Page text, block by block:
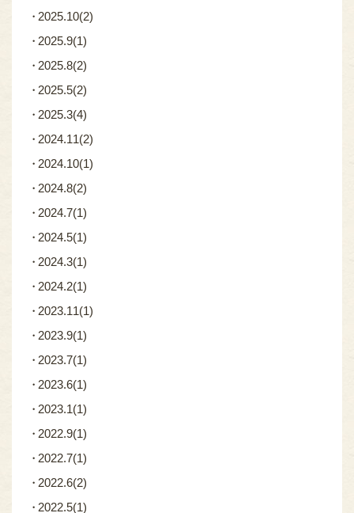
2025.10(2)
2025.9(1)
2025.8(2)
2025.5(2)
2025.3(4)
2024.11(2)
2024.10(1)
2024.8(2)
2024.7(1)
2024.5(1)
2024.3(1)
2024.2(1)
2023.11(1)
2023.9(1)
2023.7(1)
2023.6(1)
2023.1(1)
2022.9(1)
2022.7(1)
2022.6(2)
2022.5(1)